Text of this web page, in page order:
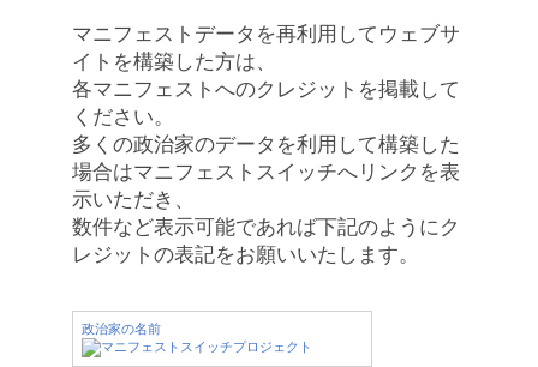
マニフェストデータを再利用してウェブサ
イトを構築した方は、
各マニフェストへのクレジットを掲載して
ください。
多くの政治家のデータを利用して構築した
場合はマニフェストスイッチへリンクを表
示いただき、
数件など表示可能であれば下記のようにク
レジットの表記をお願いいたします。
政治家の名前